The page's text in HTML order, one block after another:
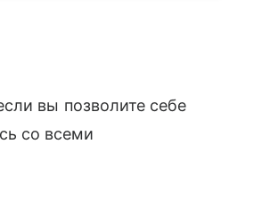
вы позволите себе
со всеми